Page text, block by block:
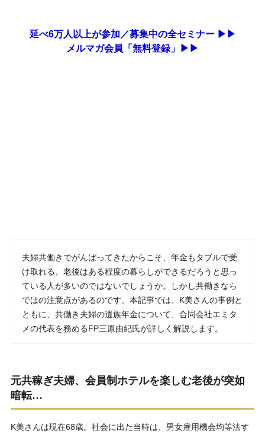
延べ6万人以上が参加／募集中の全セミナー ▶▶
メルマガ会員「無料登録」▶▶
夫婦共働きでがんばってきたからこそ、年金もタブルで受
け取れる。老後はある程度の暮らしができるだろうと思っ
ている人が多いのではないでしょうか。しかし共働きなら
ではの注意点があるのです。本記事では、K美さんの事例と
ともに、共働き夫婦の遺族年金について、合同会社エミタ
メの代表を務めるFP三原由紀氏が詳しく解説します。
元共稼ぎ夫婦、会員制ホテルを楽しむ老後が突如
暗転…
K美さんは現在68歳。社会に出た当時は、男女雇用機会均等法す